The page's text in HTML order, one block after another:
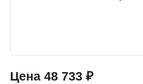
Цена 48 733 ₽